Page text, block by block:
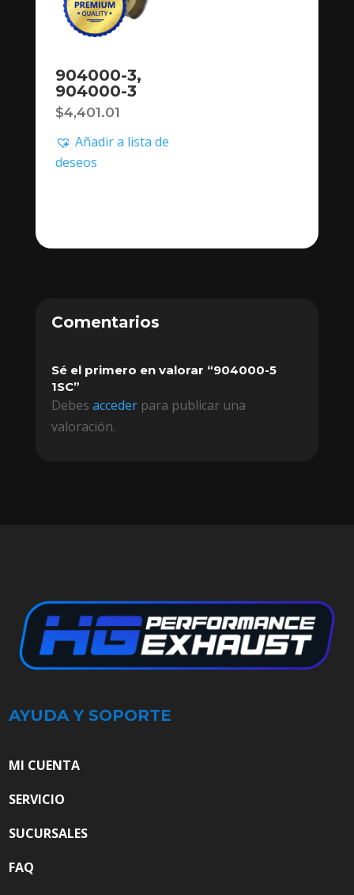
904000-3,
904000-3
$4,401.01
Añadir a lista de
deseos
Comentarios
Sé el primero en valorar “904000-5
1SC”
Debes accederpara publicar una
valoración.
AYUDA Y SOPORTE
MI CUENTA
SERVICIO
SUCURSALES
FAQ